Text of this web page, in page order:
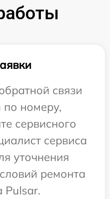
связи
по номеру,
сервисного
сервиса
уточнения
ремонта
Pulsar.